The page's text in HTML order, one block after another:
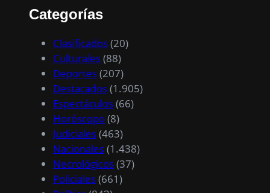
o
o
k
e
r
b
e
p
Categorías
Clasificados(20)
Culturales(88)
Deportes(207)
Destacados(1.905)
Espectáculos(66)
Horóscopo(8)
Judiciales(463)
Nacionales(1.438)
Necrológicos(37)
Policiales(661)